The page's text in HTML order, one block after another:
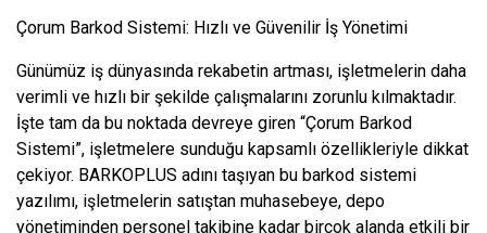
Çorum Barkod Sistemi: Hızlı ve Güvenilir İş Yönetimi
Günümüz iş dünyasında rekabetin artması, işletmelerin daha
verimli ve hızlı bir şekilde çalışmalarını zorunlu kılmaktadır.
İşte tam da bu noktada devreye giren “Çorum Barkod
Sistemi”, işletmelere sunduğu kapsamlı özellikleriyle dikkat
çekiyor. BARKOPLUS adını taşıyan bu barkod sistemi
yazılımı, işletmelerin satıştan muhasebeye, depo
yönetiminden personel takibine kadar birçok alanda etkili bir